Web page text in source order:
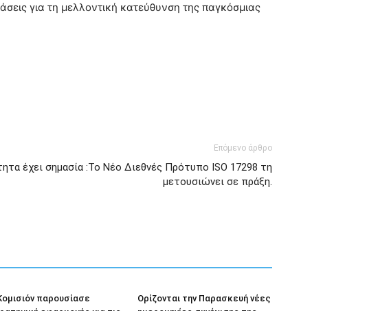
για τη μελλοντική κατεύθυνση της παγκόσμιας
Επόμενο άρθρο
έχει σημασία :Το Νέο Διεθνές Πρότυπο ISO 17298 τη
μετουσιώνει σε πράξη.
παρουσίασε
Ορίζονται την Παρασκευή νέες